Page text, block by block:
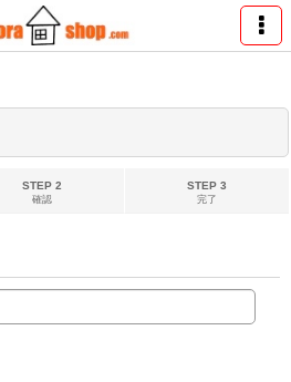
STEP 2
確認
STEP 3
完了